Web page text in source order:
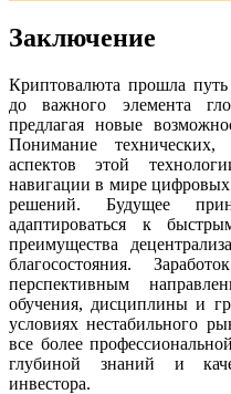
Заключение
Криптовалюта прошла путь
до важного элемента
предлагая новые
Понимание
аспектов этой
навигации в мире
решений. Будущее
адаптироваться к
преимущества
благосостояния.
перспективным
обучения, дисциплины и
условиях нестабильного
все более
глубиной знаний и
инвестора.